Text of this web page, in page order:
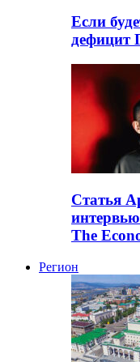
Если
дефицит
Статья
The
Регион